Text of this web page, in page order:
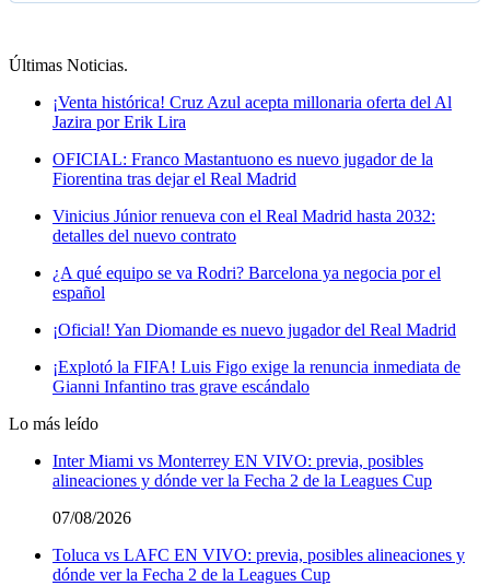
Últimas Noticias.
¡Venta histórica! Cruz Azul acepta millonaria oferta del Al
Jazira por Erik Lira
OFICIAL: Franco Mastantuono es nuevo jugador de la
Fiorentina tras dejar el Real Madrid
Vinicius Júnior renueva con el Real Madrid hasta 2032:
detalles del nuevo contrato
¿A qué equipo se va Rodri? Barcelona ya negocia por el
español
¡Oficial! Yan Diomande es nuevo jugador del Real Madrid
¡Explotó la FIFA! Luis Figo exige la renuncia inmediata de
Gianni Infantino tras grave escándalo
Lo más leído
Inter Miami vs Monterrey EN VIVO: previa, posibles
alineaciones y dónde ver la Fecha 2 de la Leagues Cup
07/08/2026
Toluca vs LAFC EN VIVO: previa, posibles alineaciones y
dónde ver la Fecha 2 de la Leagues Cup